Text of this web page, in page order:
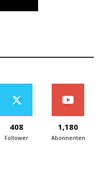
408
Follower
1,180
Abonnenten